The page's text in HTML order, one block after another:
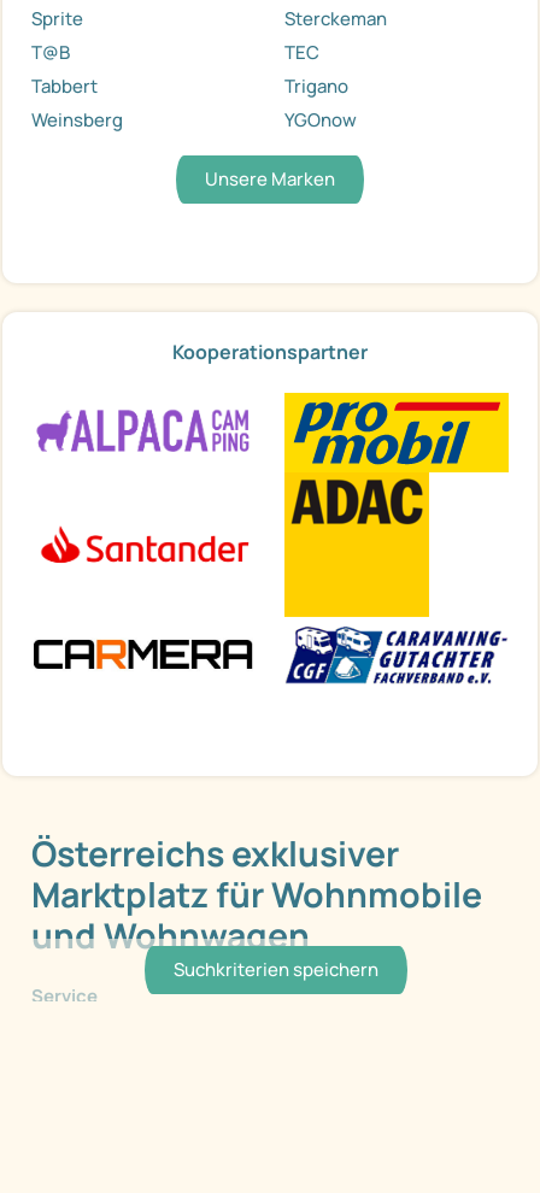
Suchkriterien speichern
Sprite
Sterckeman
T@B
TEC
Tabbert
Trigano
Weinsberg
YGOnow
Unsere Marken
Kooperationspartner
Österreichs exklusiver
Marktplatz für Wohnmobile
und Wohnwagen
Service